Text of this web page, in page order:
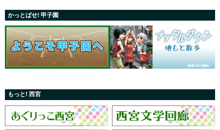
かっとばせ! 甲子園
もっと! 西宮